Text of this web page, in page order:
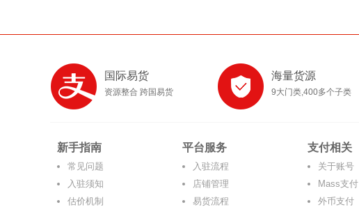
国际易货
资源整合 跨国易货
海量货源
9大门类,400多个子类
新手指南
常见问题
入驻须知
估价机制
平台服务
入驻流程
店铺管理
易货流程
支付相关
关于账号
Mass支付
外币支付